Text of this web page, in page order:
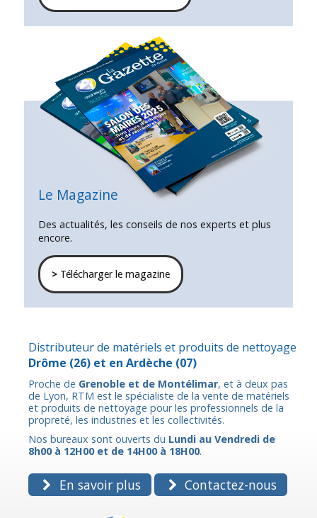
Le Magazine
Des actualités, les conseils de nos experts et plus
encore.
>Télécharger le magazine
Distributeur de matériels et produits de nettoyage
Drôme (26) et en Ardèche (07)
Proche de Grenoble et de Montélimar, et à deux pas
de Lyon, RTM est le spécialiste de la vente de matériels
et produits de nettoyage pour les professionnels de la
propreté, les industries et les collectivités.
Nos bureaux sont ouverts du Lundi au Vendredi de
8h00 à 12H00 et de 14H00 à 18H00.
En savoir plus Contactez-nous